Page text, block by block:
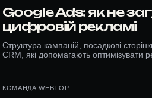
Google Ads: як не
цифровій рекламі
Структура кампаній, посадкові
CRM, які допомагають оптимізувати
КОМАНДА WEBTOP